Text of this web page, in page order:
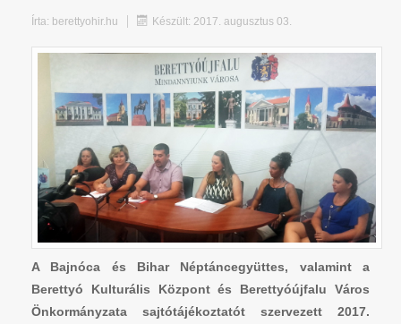
Írta: berettyohir.hu Készült: 2017. augusztus 03.
A Bajnóca és Bihar Néptáncegyüttes, valamint a
Berettyó Kulturális Központ és Berettyóújfalu Város
Önkormányzata sajtótájékoztatót szervezett 2017.